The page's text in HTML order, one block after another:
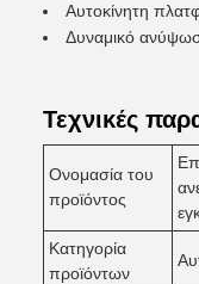
Αυτοκίνητη
Δυναμικό
Τεχνικές
Ονομασία του
προϊόντος
Κατηγορία
προϊόντων